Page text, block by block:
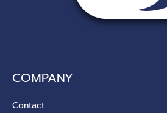
COMPANY
Contact